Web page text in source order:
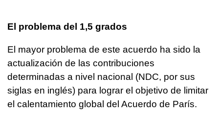
El problema del 1,5 grados
El mayor problema de este acuerdo ha sido la
actualización de las contribuciones
determinadas a nivel nacional (NDC, por sus
siglas en inglés) para lograr el objetivo de limitar
el calentamiento global del Acuerdo de París.